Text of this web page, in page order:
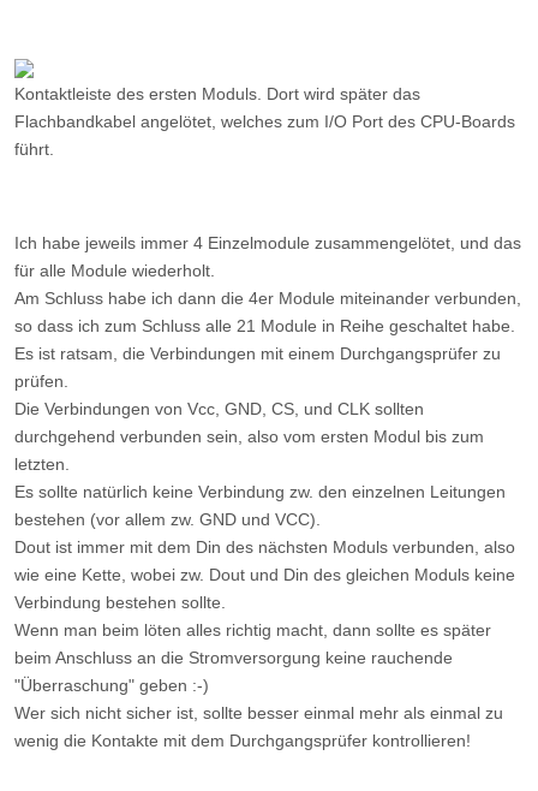
Kontaktleiste des ersten Moduls. Dort wird später das
Flachbandkabel angelötet, welches zum I/O Port des CPU-Boards
führt.
Ich habe jeweils immer 4 Einzelmodule zusammengelötet, und das
für alle Module wiederholt.
Am Schluss habe ich dann die 4er Module miteinander verbunden,
so dass ich zum Schluss alle 21 Module in Reihe geschaltet habe.
Es ist ratsam, die Verbindungen mit einem Durchgangsprüfer zu
prüfen.
Die Verbindungen von Vcc, GND, CS, und CLK sollten
durchgehend verbunden sein, also vom ersten Modul bis zum
letzten.
Es sollte natürlich keine Verbindung zw. den einzelnen Leitungen
bestehen (vor allem zw. GND und VCC).
Dout ist immer mit dem Din des nächsten Moduls verbunden, also
wie eine Kette, wobei zw. Dout und Din des gleichen Moduls keine
Verbindung bestehen sollte.
Wenn man beim löten alles richtig macht, dann sollte es später
beim Anschluss an die Stromversorgung keine rauchende
"Überraschung" geben :-)
Wer sich nicht sicher ist, sollte besser einmal mehr als einmal zu
wenig die Kontakte mit dem Durchgangsprüfer kontrollieren!